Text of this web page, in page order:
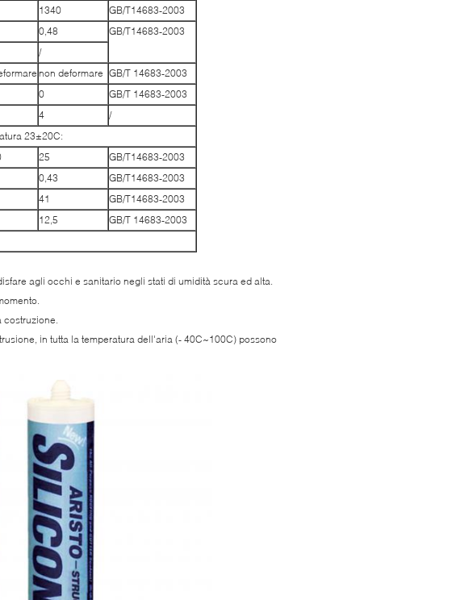
1340
GB/T14683-2003
0,48
GB/T14683-2003
/
non deformare GB/T 14683-2003
0
GB/T 14683-2003
4
/
23±20C:
25
GB/T14683-2003
0,43
GB/T14683-2003
41
GB/T14683-2003
12,5
GB/T 14683-2003
agli occhi e sanitario negli stati di umidità scura ed alta.
costruzione.
in tutta la temperatura dell'aria (- 40C~100C) possono